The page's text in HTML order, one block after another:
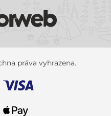
práva vyhrazena.